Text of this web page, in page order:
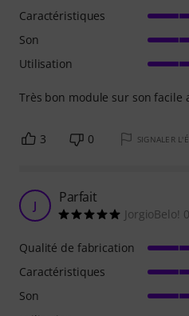
Très bon module sur son facile
Caractéristiques
Son
Utilisation
3 0 SIGNALER
J Parfait
JorgioBelo!
Qualité de fabrication
Caractéristiques
Son